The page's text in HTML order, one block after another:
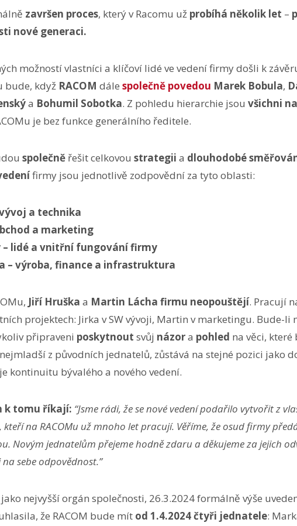
završen proces, který v Racomu už probíhá několik let –
nové generaci.
možností vlastníci a klíčoví lidé ve vedení firmy došli k
bude, když RACOM dále společně povedou Marek Bobula,
a Bohumil Sobotka. Z pohledu hierarchie jsou všichni
je bez funkce generálního ředitele.
společně řešit celkovou strategii a dlouhodobé
firmy jsou jednotlivě zodpovědní za tyto oblasti:
a technika
a marketing
– lidé a vnitřní fungování firmy
– výroba, finance a infrastruktura
Jiří Hruška a Martin Lácha firmu neopouštějí. Pracují
projektech: Jirka v SW vývoji, Martin v marketingu. Bude-li
připraveni poskytnout svůj názora pohled na věci, které
z původních jednatelů, zůstává na stejné pozici jako
kontinuitu bývalého a nového vedení.
k tomu říkají: “Jsme rádi, že se nové vedení podařilo vytvořit z
kteří na RACOMu už mnoho let pracují. Věříme, že osud firmy
Novým jednatelům přejeme hodně zdaru a děkujeme za jejich
sebe odpovědnost.”
jako nejvyšší orgán společnosti, 26.3.2024 formálně výše
že RACOM bude mít od 1.4.2024 čtyři jednatele: